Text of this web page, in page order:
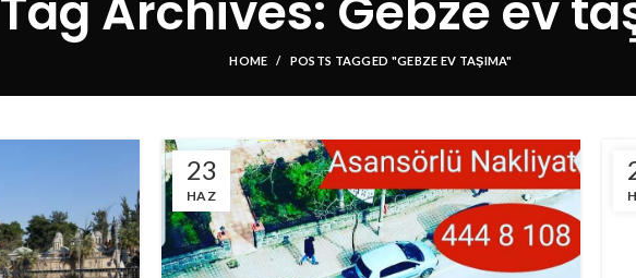
HOME POSTS TAGGED "GEBZE EV TAŞIMA"
23
HAZ